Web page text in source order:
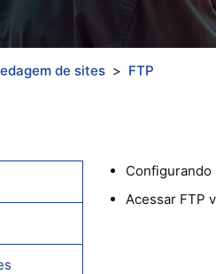
de sites FTP
Configurando
Acessar FTP